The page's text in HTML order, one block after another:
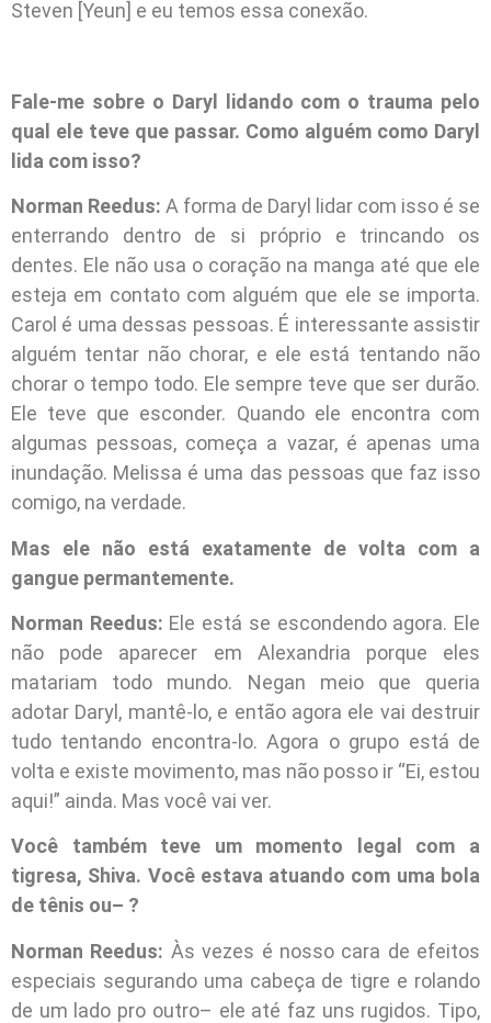
Steven [Yeun] e eu temos essa conexão.
Fale-me sobre o Daryl lidando com o trauma pelo
qual ele teve que passar. Como alguém como Daryl
lida com isso?
Norman Reedus: A forma de Daryl lidar com isso é se
enterrando dentro de si próprio e trincando os
dentes. Ele não usa o coração na manga até que ele
esteja em contato com alguém que ele se importa.
Carol é uma dessas pessoas. É interessante assistir
alguém tentar não chorar, e ele está tentando não
chorar o tempo todo. Ele sempre teve que ser durão.
Ele teve que esconder. Quando ele encontra com
algumas pessoas, começa a vazar, é apenas uma
inundação. Melissa é uma das pessoas que faz isso
comigo, na verdade.
Mas ele não está exatamente de volta com a
gangue permantemente.
Norman Reedus: Ele está se escondendo agora. Ele
não pode aparecer em Alexandria porque eles
matariam todo mundo. Negan meio que queria
adotar Daryl, mantê-lo, e então agora ele vai destruir
tudo tentando encontra-lo. Agora o grupo está de
volta e existe movimento, mas não posso ir “Ei, estou
aqui!” ainda. Mas você vai ver.
Você também teve um momento legal com a
tigresa, Shiva. Você estava atuando com uma bola
de tênis ou– ?
Norman Reedus: Às vezes é nosso cara de efeitos
especiais segurando uma cabeça de tigre e rolando
de um lado pro outro– ele até faz uns rugidos. Tipo,